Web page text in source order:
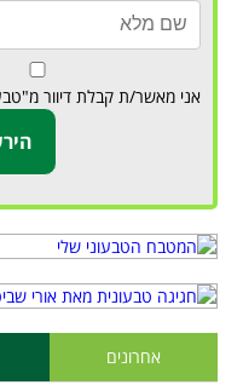
אני מאשר/ת קבלת דיוור
אחרונים